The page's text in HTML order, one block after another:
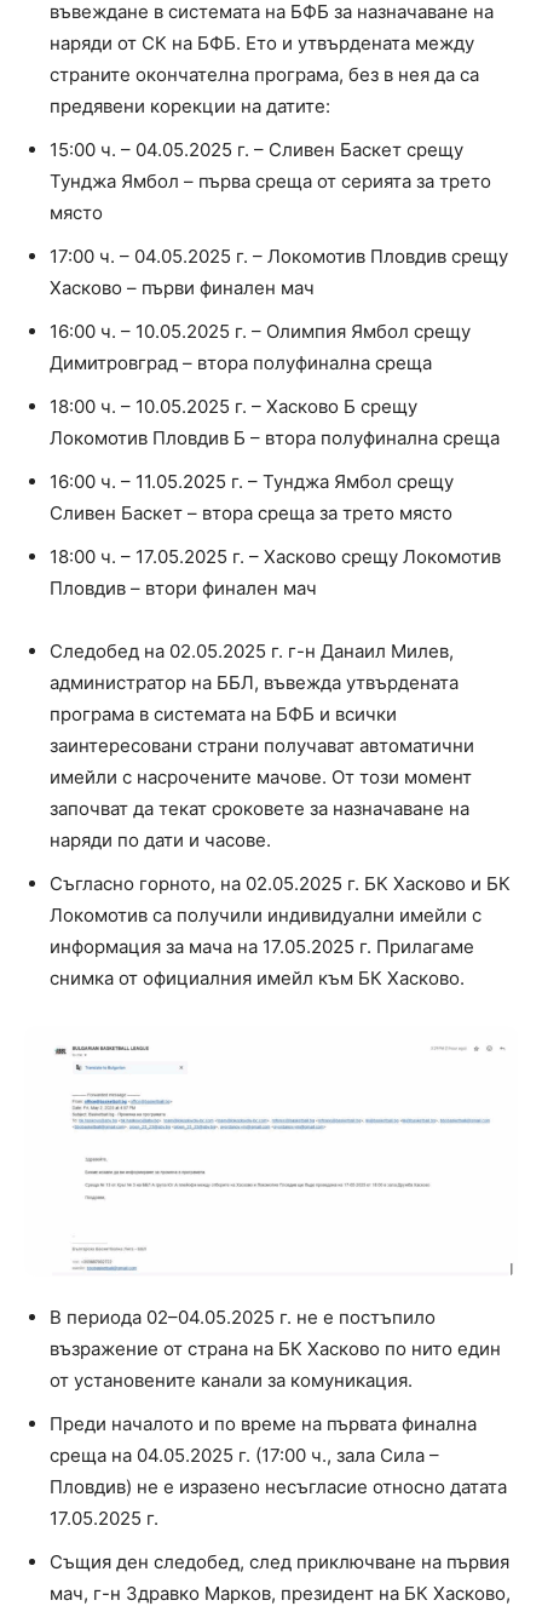
въвеждане в системата на БФБ за назначаване на
наряди от СК на БФБ. Ето и утвърдената между
страните окончателна програма, без в нея да са
предявени корекции на датите:
15:00 ч. – 04.05.2025 г. – Сливен Баскет срещу
Тунджа Ямбол – първа среща от серията за трето
място
17:00 ч. – 04.05.2025 г. – Локомотив Пловдив срещу
Хасково – първи финален мач
16:00 ч. – 10.05.2025 г. – Олимпия Ямбол срещу
Димитровград – втора полуфинална среща
18:00 ч. – 10.05.2025 г. – Хасково Б срещу
Локомотив Пловдив Б – втора полуфинална среща
16:00 ч. – 11.05.2025 г. – Тунджа Ямбол срещу
Сливен Баскет – втора среща за трето място
18:00 ч. – 17.05.2025 г. – Хасково срещу Локомотив
Пловдив – втори финален мач
Следобед на 02.05.2025 г. г-н Данаил Милев,
администратор на ББЛ, въвежда утвърдената
програма в системата на БФБ и всички
заинтересовани страни получават автоматични
имейли с насрочените мачове. От този момент
започват да текат сроковете за назначаване на
наряди по дати и часове.
Съгласно горното, на 02.05.2025 г. БК Хасково и БК
Локомотив са получили индивидуални имейли с
информация за мача на 17.05.2025 г. Прилагаме
снимка от официалния имейл към БК Хасково.
В периода 02–04.05.2025 г. не е постъпило
възражение от страна на БК Хасково по нито един
от установените канали за комуникация.
Преди началото и по време на първата финална
среща на 04.05.2025 г. (17:00 ч., зала Сила –
Пловдив) не е изразено несъгласие относно датата
17.05.2025 г.
Същия ден следобед, след приключване на първия
мач, г-н Здравко Марков, президент на БК Хасково,